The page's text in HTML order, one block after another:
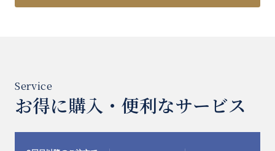
お得に購入・便利なサービス